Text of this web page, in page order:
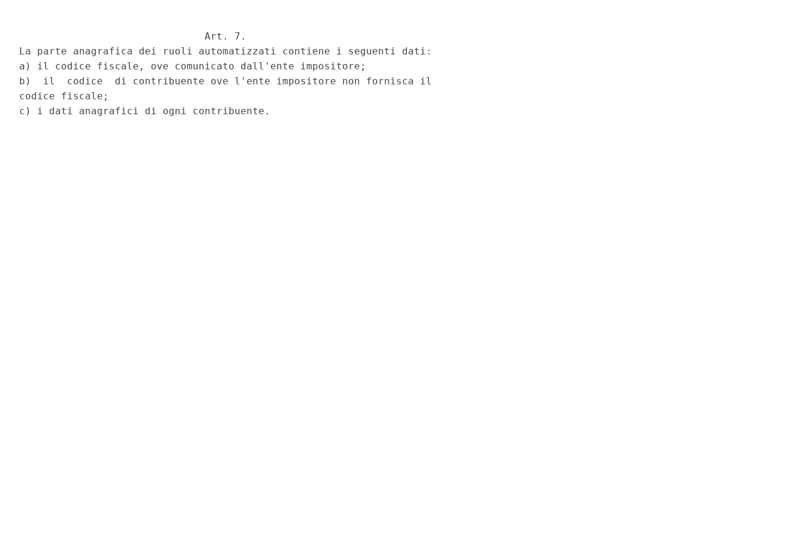
                               Art. 7.
La parte anagrafica dei ruoli automatizzati contiene i seguenti dati:
a) il codice fiscale, ove comunicato dall'ente impositore;
b)  il  codice  di contribuente ove l'ente impositore non fornisca il
codice fiscale;